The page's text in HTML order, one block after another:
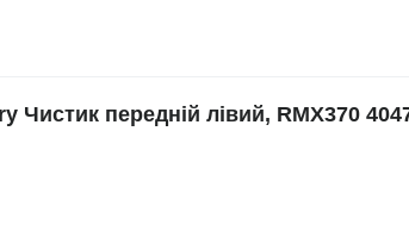
передній лівий, RMX370